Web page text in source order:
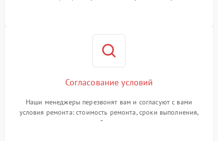
Согласование условий
Наши менеджеры перезвонят вам и согласуют с вами
условия ремонта: стоимость ремонта, сроки выполнения,
гарантийные условия